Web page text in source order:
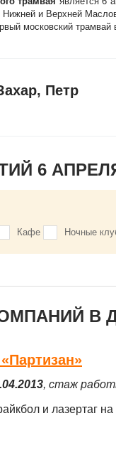
и Верхней
московский
Петр
6
Кафе Ночные
В
, стаж
и лазертаг